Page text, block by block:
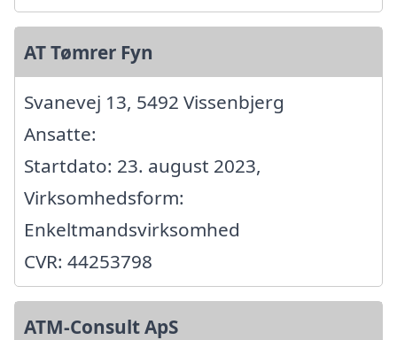
AT Tømrer Fyn
Svanevej 13, 5492 Vissenbjerg
Ansatte:
Startdato: 23. august 2023,
Virksomhedsform:
Enkeltmandsvirksomhed
CVR: 44253798
ATM-Consult ApS